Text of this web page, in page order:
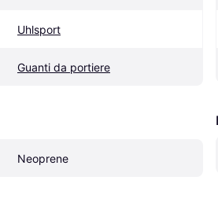
Uhlsport
Guanti da portiere
Neoprene